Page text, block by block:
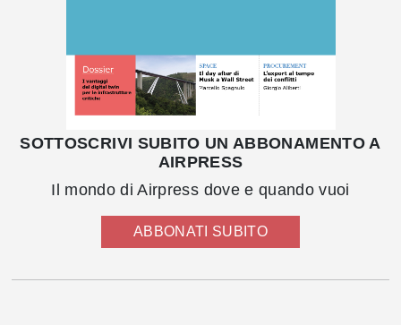
SOTTOSCRIVI SUBITO UN ABBONAMENTO A
AIRPRESS
Il mondo di Airpress dove e quando vuoi
ABBONATI SUBITO